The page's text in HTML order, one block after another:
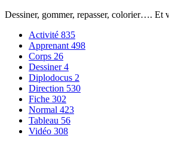
Dessiner, gommer, repasser, colorier…. Et
Activité 835
Apprenant 498
Corps 26
Dessiner4
Diplodocus 2
Direction 530
Fiche 302
Normal 423
Tableau 56
Vidéo 308